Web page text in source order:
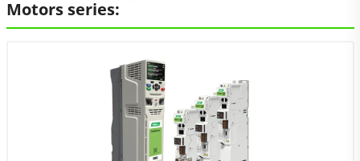
Motors series: